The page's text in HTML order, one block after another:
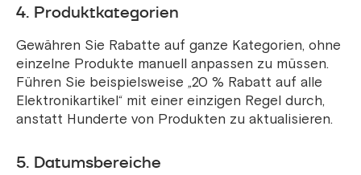
4. Produktkategorien
Gewähren Sie Rabatte auf ganze Kategorien, ohne
einzelne Produkte manuell anpassen zu müssen.
Führen Sie beispielsweise „20 % Rabatt auf alle
Elektronikartikel“ mit einer einzigen Regel durch,
anstatt Hunderte von Produkten zu aktualisieren.
5. Datumsbereiche